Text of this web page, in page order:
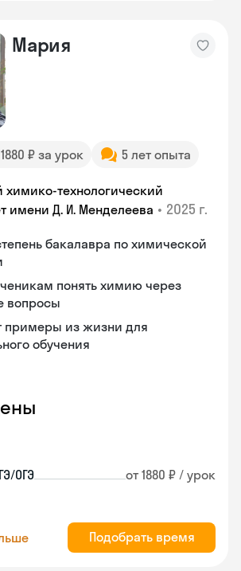
Мария
₽ за урок 5 лет опыта
химико-технологический
имени Д. И. Менделеева • 2025 г.
бакалавра по химической
понять химию через
вопросы
примеры из жизни для
обучения
ОГЭ от 1880 ₽ / урок
Подобрать время